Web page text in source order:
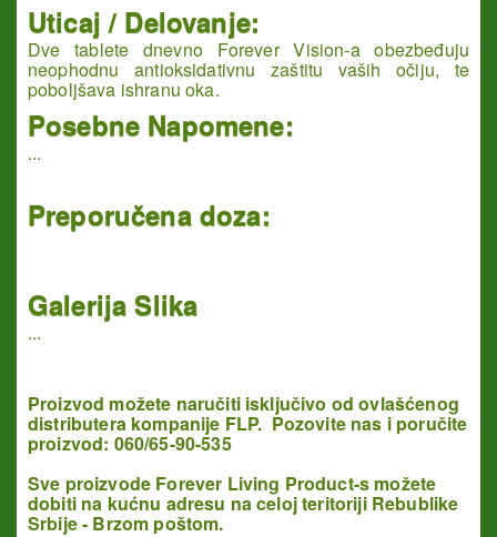
Uticaj / Delovanje:
Dve tablete dnevno Forever Vision-a obezbeđuju
neophodnu antioksidativnu zaštitu vaših očiju, te
poboljšava ishranu oka.
Posebne Napomene:
...
Preporučena doza:
Galerija Slika
...
Proizvod možete naručiti isključivo od ovlašćenog
distributera kompanije FLP. Pozovite nas i poručite
proizvod: 060/65-90-535
Sve proizvode Forever Living Product-s možete
dobiti na kućnu adresu na celoj teritoriji Rebublike
Srbije - Brzom poštom.